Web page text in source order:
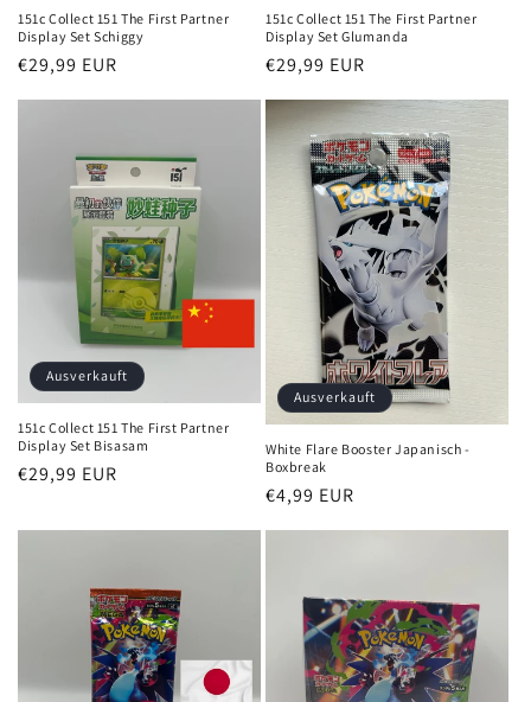
151c Collect 151 The First Partner
Display Set Schiggy
Normaler
Preis
€29,99 EUR
151c Collect 151 The First Partner
Display Set Glumanda
Normaler
Preis
€29,99 EUR
Ausverkauft
151c Collect 151 The First Partner
Display Set Bisasam
Normaler
€29,99 EUR
Ausverkauft
White Flare Booster Japanisch -
Boxbreak
Normaler
€4,99 EUR